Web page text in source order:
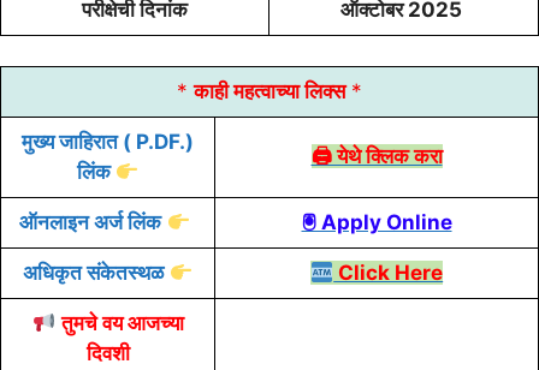
परीक्षेची दिनांक ऑक्टोबर 2025
*काही महत्वाच्या लिक्स*
मुख्यजाहिरात ( P.DF.)
लिंक
🖨 येथे क्लिक करा
ऑनलाइनअर्जलिंक 🖲 Apply Online
अधिकृत संकेतस्थळ Click Here
तुमचे वय आजच्या
दिवशी